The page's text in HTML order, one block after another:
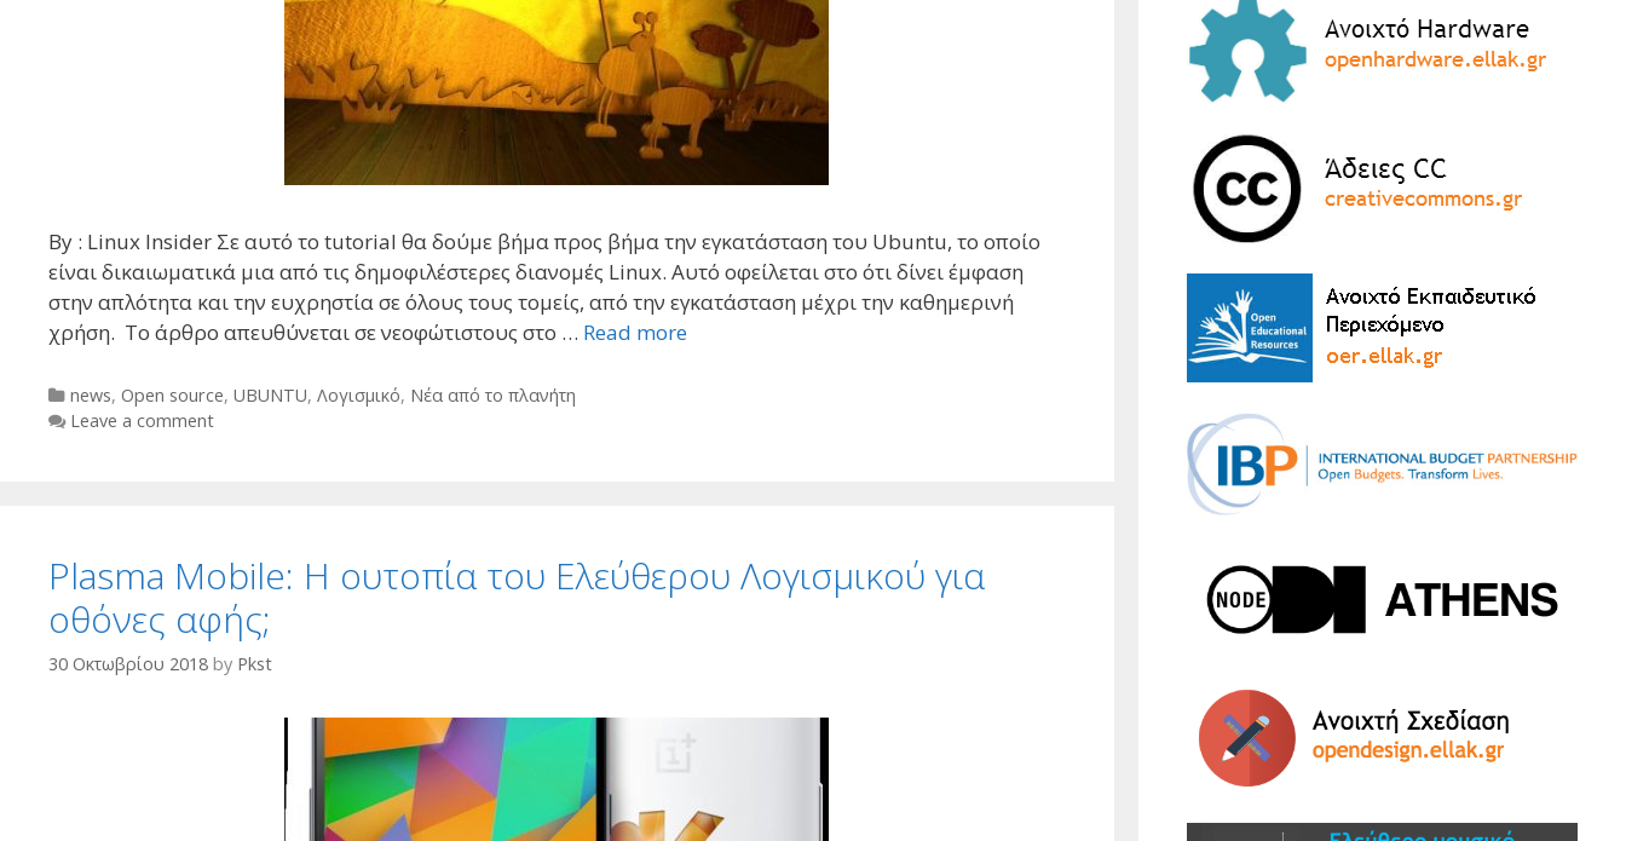
By : Linux Insider Σε αυτό το tutorial θα δούμε βήμα προς βήμα την εγκατάσταση του Ubuntu, το οποίο
είναι δικαιωματικά μια από τις δημοφιλέστερες διανομές Linux. Αυτό οφείλεται στο ότι δίνει έμφαση
στην απλότητα και την ευχρηστία σε όλους τους τομείς, από την εγκατάσταση μέχρι την καθημερινή
χρήση. To άρθρο απευθύνεται σε νεοφώτιστους στο … Read more
Categories
news, Open source, UBUNTU, Λογισμικό, Νέα από το πλανήτη
Leave a comment
Plasma Mobile: Η ουτοπία του Ελεύθερου Λογισμικού για
οθόνες αφής;
30 Οκτωβρίου 2018 by Pkst